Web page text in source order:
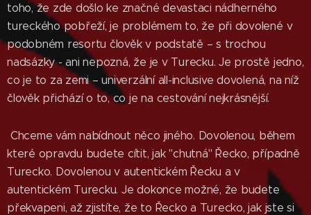
toho, že zde došlo ke značné devastaci nádherného
tureckého pobřeží, je problémem to, že při dovolené v
podobném resortu člověk v podstatě – s trochou
nadsázky - ani nepozná, že je v Turecku. Je prostě jedno,
co je to za zemi – univerzální all-inclusive dovolená, na níž
člověk přichází o to, co je na cestování nejkrásnější.
Chceme vám nabídnout něco jiného. Dovolenou, během
které opravdu budete cítit, jak "chutná" Řecko, případně
Turecko. Dovolenou v autentickém Řecku a v
autentickém Turecku. Je dokonce možné, že budete
překvapeni, až zjistíte, že to Řecko a Turecko, jak jste si